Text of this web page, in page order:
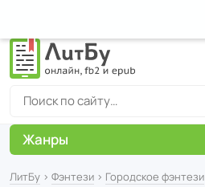
ЛитБу › Фэнтези › Городское фэнтези
Жанры